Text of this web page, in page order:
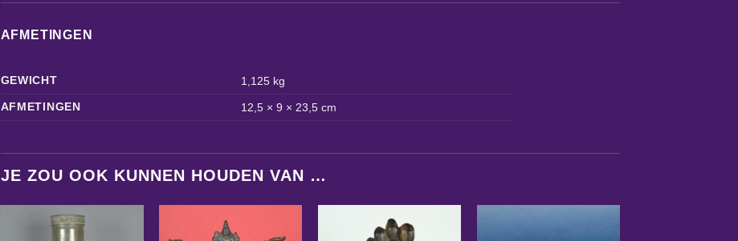
AFMETINGEN
GEWICHT
1,125 kg
AFMETINGEN
12,5 × 9 × 23,5 cm
JE ZOU OOK KUNNEN HOUDEN VAN …